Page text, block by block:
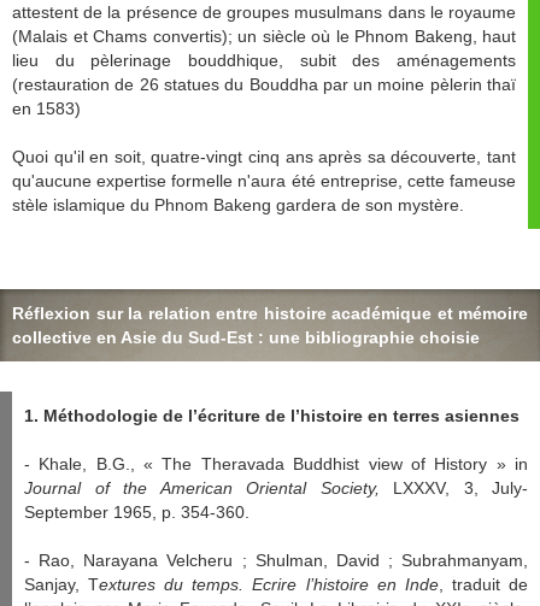
attestent de la présence de groupes musulmans dans le royaume
(Malais et Chams convertis); un siècle où le Phnom Bakeng, haut
lieu du pèlerinage bouddhique, subit des aménagements
(restauration de 26 statues du Bouddha par un moine pèlerin thaï
en 1583)
Quoi qu'il en soit, quatre-vingt cinq ans après sa découverte, tant
qu'aucune expertise formelle n'aura été entreprise, cette fameuse
stèle islamique du Phnom Bakeng gardera de son mystère.
Réflexion sur la relation entre histoire académique et mémoire
collective en Asie du Sud-Est : une bibliographie choisie
1. Méthodologie de l’écriture de l’histoire en terres asiennes
- Khale, B.G., « The Theravada Buddhist view of History » in
Journal of the American Oriental Society, LXXXV, 3, July-
September 1965, p. 354-360.
- Rao, Narayana Velcheru ; Shulman, David ; Subrahmanyam,
Sanjay, Textures du temps. Ecrire l’histoire en Inde, traduit de